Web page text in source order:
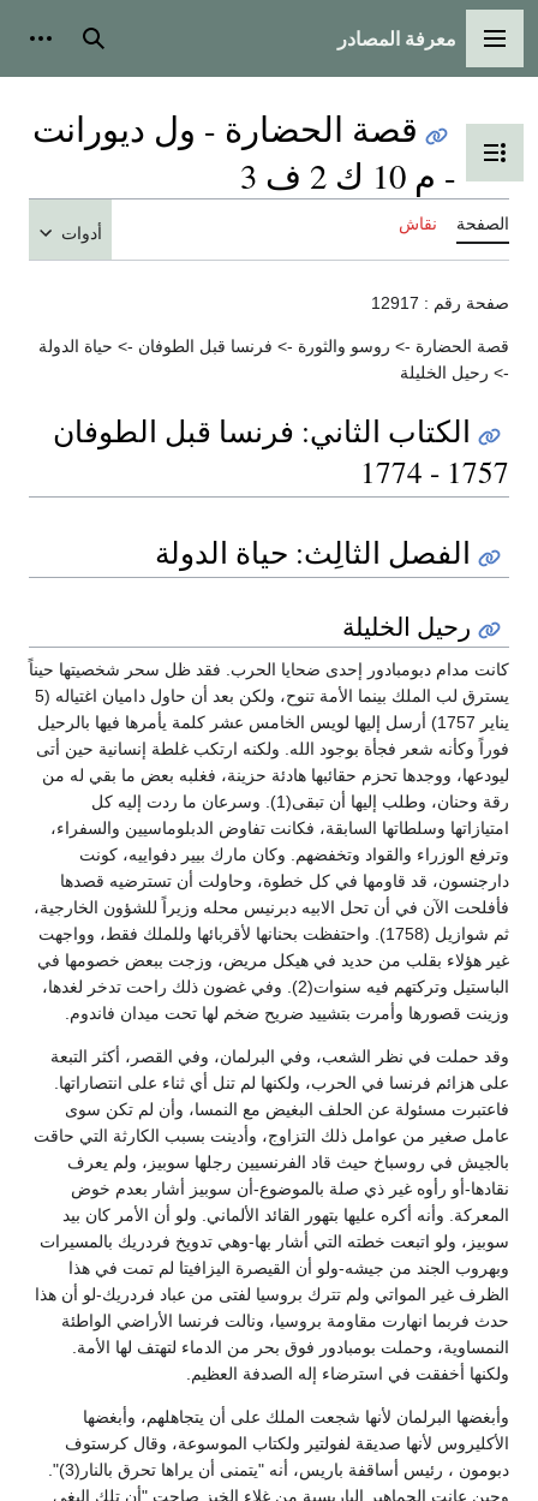
القائمة الرئيسية
معرفة المصادر بحث
تبديل عرض جدول المحتويات
قصة الحضارة - ول ديورانت
- م 10 ك 2 ف 3
الصفحة نقاش أدوات
صفحة رقم : 12917
قصة الحضارة -> روسو والثورة -> فرنسا قبل الطوفان -> حياة الدولة
-> رحيل الخليلة
الكتاب الثاني: فرنسا قبل الطوفان
1757 - 1774
الفصل الثالِث: حياة الدولة
رحيل الخليلة
كانت مدام دبومبادور إحدى ضحايا الحرب. فقد ظل سحر شخصيتها حيناً
يسترق لب الملك بينما الأمة تنوح، ولكن بعد أن حاول داميان اغتياله (5
يناير 1757) أرسل إليها لويس الخامس عشر كلمة يأمرها فيها بالرحيل
فوراً وكأنه شعر فجأة بوجود الله. ولكنه ارتكب غلطة إنسانية حين أتى
ليودعها، ووجدها تحزم حقائبها هادئة حزينة، فغلبه بعض ما بقي له من
رقة وحنان، وطلب إليها أن تبقى(1). وسرعان ما ردت إليه كل
امتيازاتها وسلطاتها السابقة، فكانت تفاوض الدبلوماسيين والسفراء،
وترفع الوزراء والقواد وتخفضهم. وكان مارك بيير دفواييه، كونت
دارجنسون، قد قاومها في كل خطوة، وحاولت أن تسترضيه قصدها
فأفلحت الآن في أن تحل الابيه دبرنيس محله وزيراً للشؤون الخارجية،
ثم شوازيل (1758). واحتفظت بحنانها لأقربائها وللملك فقط، وواجهت
غير هؤلاء بقلب من حديد في هيكل مريض، وزجت ببعض خصومها في
الباستيل وتركتهم فيه سنوات(2). وفي غضون ذلك راحت تدخر لغدها،
وزينت قصورها وأمرت بتشييد ضريح ضخم لها تحت ميدان فاندوم.
وقد حملت في نظر الشعب، وفي البرلمان، وفي القصر، أكثر التبعة
على هزائم فرنسا في الحرب، ولكنها لم تنل أي ثناء على انتصاراتها.
فاعتبرت مسئولة عن الحلف البغيض مع النمسا، وأن لم تكن سوى
عامل صغير من عوامل ذلك التزاوج، وأدينت بسبب الكارثة التي حاقت
بالجيش في روسباخ حيث قاد الفرنسيين رجلها سوبيز، ولم يعرف
نقادها-أو رأوه غير ذي صلة بالموضوع-أن سوبيز أشار بعدم خوض
المعركة. وأنه أكره عليها بتهور القائد الألماني. ولو أن الأمر كان بيد
سوبيز، ولو اتبعت خطته التي أشار بها-وهي تدويخ فردريك بالمسيرات
وبهروب الجند من جيشه-ولو أن القيصرة اليزافيتا لم تمت في هذا
الظرف غير المواتي ولم تترك بروسيا لفتى من عباد فردريك-لو أن هذا
حدث فربما انهارت مقاومة بروسيا، ونالت فرنسا الأراضي الواطئة
النمساوية، وحملت بومبادور فوق بحر من الدماء لتهتف لها الأمة.
ولكنها أخفقت في استرضاء إله الصدفة العظيم.
وأبغضها البرلمان لأنها شجعت الملك على أن يتجاهلهم، وأبغضها
الأكليروس لأنها صديقة لفولتير ولكتاب الموسوعة، وقال كرستوف
دبومون ، رئيس أساقفة باريس، أنه "يتمنى أن يراها تحرق بالنار(3)".
وحين عانت الجماهير الباريسية من غلاء الخبز صاحت "أن تلك البغى